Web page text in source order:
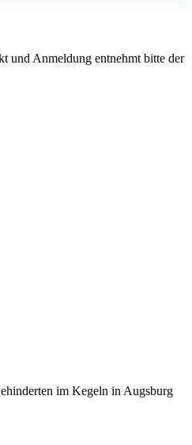
und Anmeldung entnehmt bitte der
im Kegeln in Augsburg